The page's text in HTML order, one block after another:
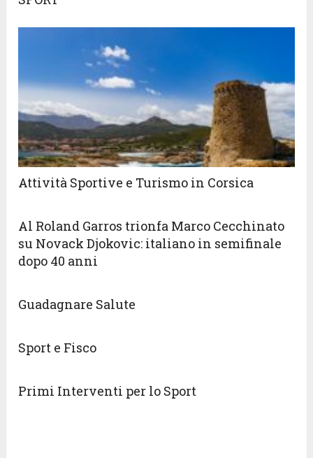
Attività Sportive e Turismo in Corsica
Al Roland Garros trionfa Marco Cecchinato
su Novack Djokovic: italiano in semifinale
dopo 40 anni
Guadagnare Salute
Sport e Fisco
Primi Interventi per lo Sport